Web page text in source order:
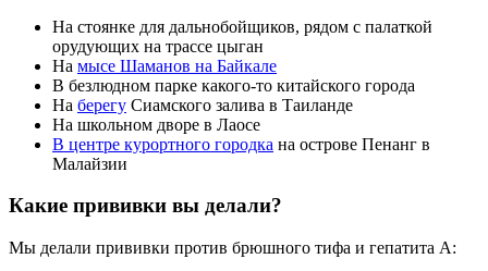
На стоянке для дальнобойщиков, рядом с палаткой
орудующих на трассе цыган
На мысе Шаманов на Байкале
В безлюдном парке какого-то китайского города
На берегу Сиамского залива в Таиланде
На школьном дворе в Лаосе
В центре курортного городка на острове Пенанг в
Малайзии
Какие прививки вы делали?
Мы делали прививки против брюшного тифа и гепатита A: